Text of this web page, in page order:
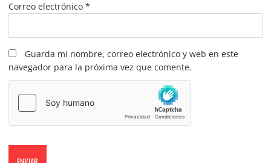
Correo electrónico *
Guarda mi nombre, correo electrónico y web en este
navegador para la próxima vez que comente.